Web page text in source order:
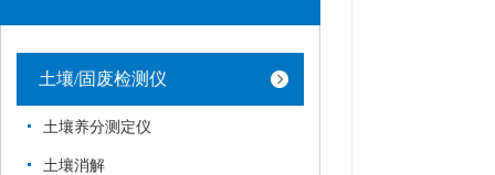
土壤/固废检测仪
土壤养分测定仪
土壤消解